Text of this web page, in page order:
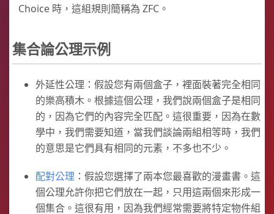
Choice 時，這組規則簡稱為 ZFC。
集合論公理示例
外延性公理：假設您有兩個盒子，裡面裝著完全相同
的樂高積木。根據這個公理，我們說兩個盒子是相同
的，因為它們的內容完全匹配。這很重要，因為在數
學中，我們需要知道，當我們談論兩組相等時，我們
的意思是它們具有相同的元素，不多也不少。
配對公理 ：假設您選擇了兩本您最喜歡的漫畫書。這
個公理允許你把它們放在一起，只用這兩個來形成一
個集合。這很有用，因為我們經常需要將特定物件組